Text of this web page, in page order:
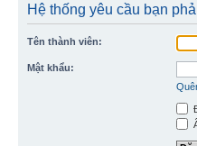
Hệ thống yêu cầu bạn
Tên thành viên:
Mật khẩu: